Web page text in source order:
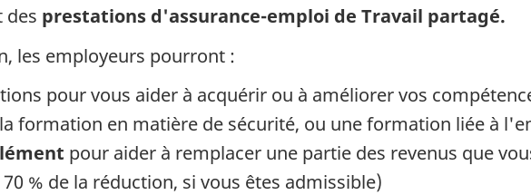
des prestations d'assurance-emploi de Travail partagé.
les employeurs pourront :
pour vous aider à acquérir ou à améliorer vos
formation en matière de sécurité, ou une formation liée à
pour aider à remplacer une partie des revenus que
% de la réduction, si vous êtes admissible)